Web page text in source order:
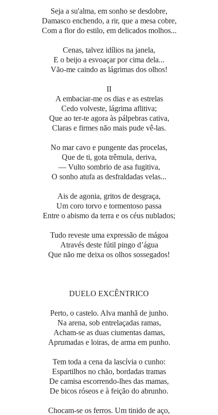
Seja a su'alma, em sonho se desdobre,
Damasco enchendo, a rir, que a mesa cobre,
Com a flor do estilo, em delicados molhos...
Cenas, talvez idílios na janela,
E o beijo a esvoaçar por cima dela...
Vão-me caindo as lágrimas dos olhos!
II
A embaciar-me os dias e as estrelas
Cedo volveste, lágrima aflitiva;
Que ao ter-te agora às pálpebras cativa,
Claras e firmes não mais pude vê-las.
No mar cavo e pungente das procelas,
Que de ti, gota trêmula, deriva,
— Vulto sombrio de asa fugitiva,
O sonho atufa as desfraldadas velas...
Ais de agonia, gritos de desgraça,
Um coro torvo e tormentoso passa
Entre o abismo da terra e os céus nublados;
Tudo reveste uma expressão de mágoa
Através deste fútil pingo d’água
Que não me deixa os olhos sossegados!
DUELO EXCÊNTRICO
Perto, o castelo. Alva manhã de junho.
Na arena, sob entrelaçadas ramas,
Acham-se as duas ciumentas damas,
Aprumadas e loiras, de arma em punho.
Tem toda a cena da lascívia o cunho:
Espartilhos no chão, bordadas tramas
De camisa escorrendo-lhes das mamas,
De bicos róseos e à feição do abrunho.
Chocam-se os ferros. Um tinido de aço,